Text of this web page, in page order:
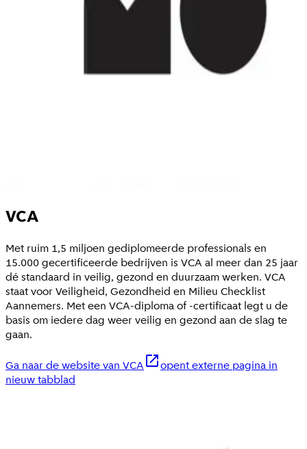
VCA
Met ruim 1,5 miljoen gediplomeerde professionals en
15.000 gecertificeerde bedrijven is VCA al meer dan 25 jaar
dé standaard in veilig, gezond en duurzaam werken. VCA
staat voor Veiligheid, Gezondheid en Milieu Checklist
Aannemers. Met een VCA-diploma of -certificaat legt u de
basis om iedere dag weer veilig en gezond aan de slag te
gaan.
Ga naar de website van VCA
opent externe pagina in
nieuw tabblad